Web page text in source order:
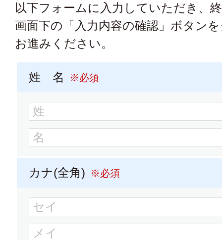
東海学園大学
大学パンフレット
名城大学
大学パンフレット
名古屋学院大学
大学パンフレット
以下フォームに入力していただき、
画面下の「入力内容の確認」ボタン
お進みください。
姓 名 ※必須
カナ(全角) ※必須